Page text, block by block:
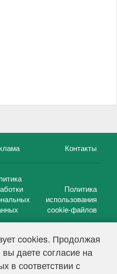
cookies. Продолжая
вы даете согласие на
в соответствии с
Контакты
Политика
использования
cookie-файлов
2026 г.
СМИ Эл № ФС 77-39848, выдано